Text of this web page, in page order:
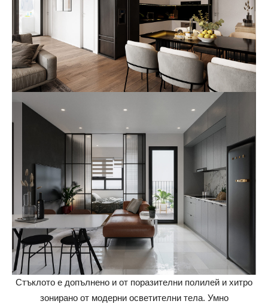
Стъклото е допълнено и от поразителни полилей и хитро
зонирано от модерни осветителни тела. Умно